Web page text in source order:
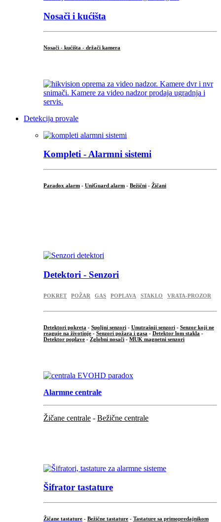
Nosači i kućišta
Nosači - kućišta - držači kamera
Detekcija provale
Kompleti - Alarmni sistemi
Paradox alarm - UniGuard alarm - Bežični - Žičani
Detektori - Senzori
POKRET POŽAR GAS POPLAVA STAKLO VRATA-PROZOR
Detektori pokreta - Spoljni senzori - Unutrašnji senzori - Senzor koji ne
reaguje na životinje - Senzori požara i gasa - Detektor lom stakla -
Detektor poplave - Zglobni nosači - MUK magnetni senzori
Alarmne centrale
Žičane centrale - Bežične centrale
Šifrator tastature
Žičane tastature - Bežične tastature - Tastature sa primopredajnikom